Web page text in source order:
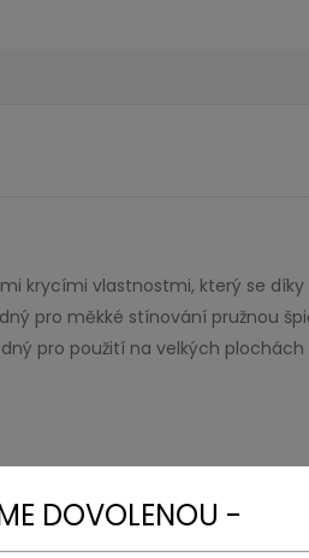
krycími vlastnostmi, který se
pro měkké stínování pružnou
pro použití na velkých
hned po našem návratu.
a přejeme krásné dny.